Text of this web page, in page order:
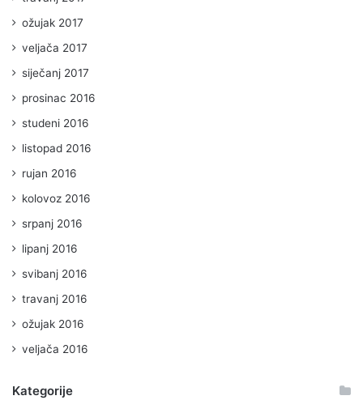
ožujak 2017
veljača 2017
siječanj 2017
prosinac 2016
studeni 2016
listopad 2016
rujan 2016
kolovoz 2016
srpanj 2016
lipanj 2016
svibanj 2016
travanj 2016
ožujak 2016
veljača 2016
Kategorije